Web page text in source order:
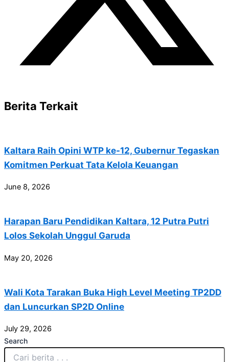
Berita Terkait
Kaltara Raih Opini WTP ke-12, Gubernur Tegaskan
Komitmen Perkuat Tata Kelola Keuangan
June 8, 2026
Harapan Baru Pendidikan Kaltara, 12 Putra Putri
Lolos Sekolah Unggul Garuda
May 20, 2026
Wali Kota Tarakan Buka High Level Meeting TP2DD
dan Luncurkan SP2D Online
July 29, 2026
Search